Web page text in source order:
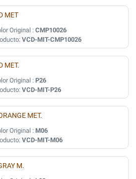
MET
Original :CMP10026
VCD-MIT-CMP10026
MET.
Original : P26
VCD-MIT-P26
MET.
Original : M06
VCD-MIT-M06
M.